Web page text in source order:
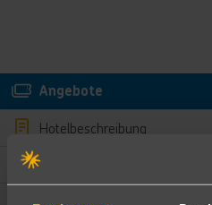
Angebote
Hotelbeschreibung
Hotelmerkmale
Bewertungen